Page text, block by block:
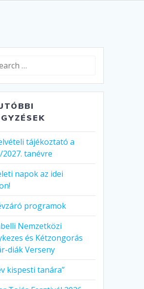
tájékoztató a
2027. tanévre
napok az idei
programok
Nemzetközi
és Kétzongorás
diák Verseny
kispesti tanára”